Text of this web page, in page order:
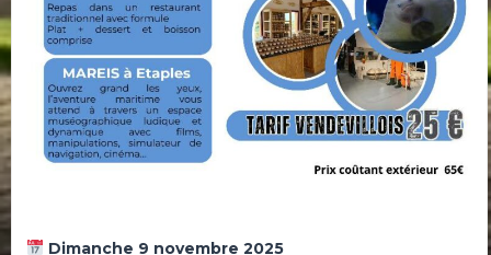
Dimanche 9 novembre 2025